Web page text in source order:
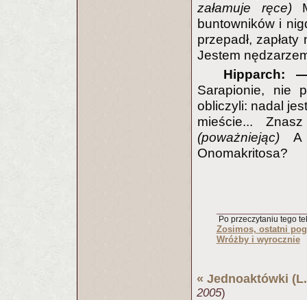
załamuje ręce)
buntowników i
przepadł,
Jestem
Sarapionie, nie
obliczyli: nadal
mieście...
(poważniejąc) A
Onomakritosa?
Po przeczytaniu tego
Zosimos, ostatni
Wróżby i wyrocznie
« Jednoaktówki
2005)